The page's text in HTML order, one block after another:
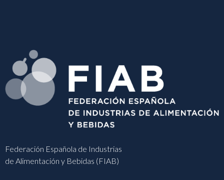
Federación Española de Industrias
de Alimentación y Bebidas (FIAB)